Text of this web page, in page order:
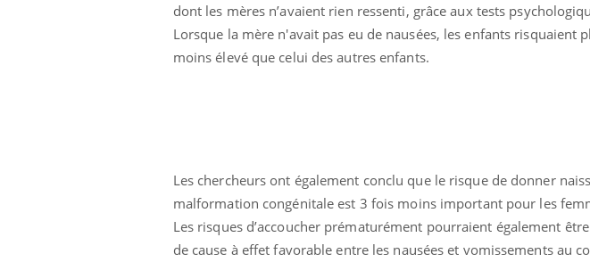
dont les mères n’avaient rien ressenti, grâce aux tests
Lorsque la mère n'avait pas eu de nausées, les enfants risquaient
moins élevé que celui des autres enfants.
Les chercheurs ont également conclu que le risque de donner
malformation congénitale est 3 fois moins important pour les
Les risques d’accoucher prématurément pourraient également
de cause à effet favorable entre les nausées et vomissements au
Eczéma Chronique des Mains :
expliquer ma maladieYoutube